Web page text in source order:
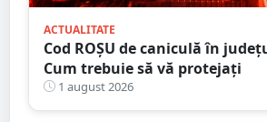
ACTUALITATE
Cod ROȘU de caniculă în
Cum trebuie să vă protejați
1 august 2026